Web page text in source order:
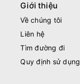
Giới thiệu
Về chúng tôi
Liên hệ
Tìm đường đi
Quy định sử dụng